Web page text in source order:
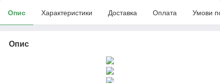
Опис Характеристики Доставка Оплата Умови
Опис